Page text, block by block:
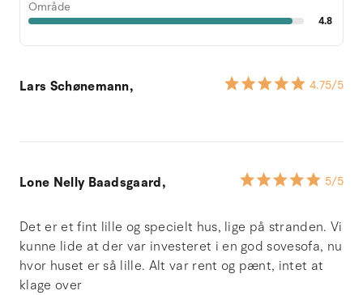
Område
4.8
Lars Schønemann, 4.75/5
Lone Nelly Baadsgaard, 5/5
Det er et fint lille og specielt hus, lige på stranden. Vi
kunne lide at der var investeret i en god sovesofa, nu
hvor huset er så lille. Alt var rent og pænt, intet at
klage over